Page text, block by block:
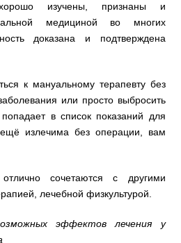
изучены, признаны и
медициной во многих
доказана и подтверждена
к мануальному терапевту без
или просто выбросить
в список показаний для
излечима без операции, вам
сочетаются с другими
лечебной физкультурой.
эффектов лечения у